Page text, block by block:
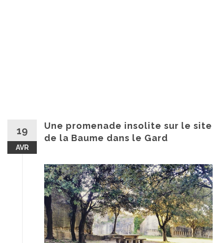
19
AVR
Une promenade insolite sur le site
de la Baume dans le Gard